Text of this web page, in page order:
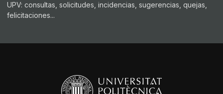
UPV: consultas, solicitudes, incidencias, sugerencias, quejas,
felicitaciones...